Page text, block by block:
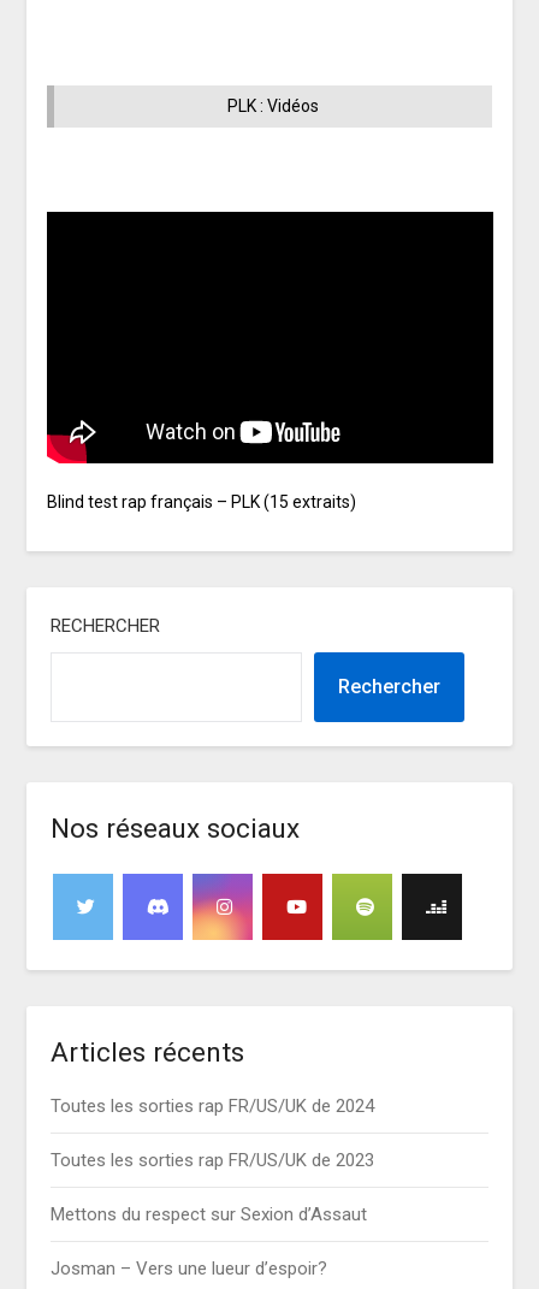
PLK : Vidéos
Blind test rap français – PLK (15 extraits)
RECHERCHER
Rechercher
Nos réseaux sociaux
Articles récents
Toutes les sorties rap FR/US/UK de 2024
Toutes les sorties rap FR/US/UK de 2023
Mettons du respect sur Sexion d’Assaut
Josman – Vers une lueur d’espoir?